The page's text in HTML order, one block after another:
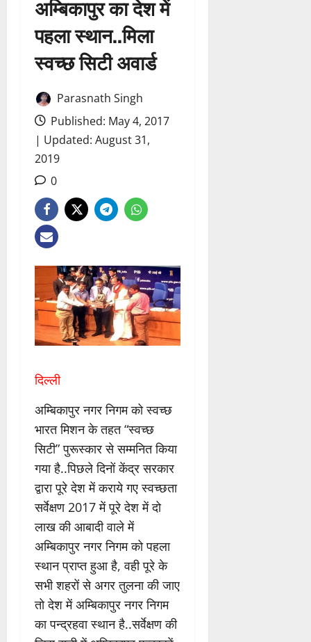
अम्बिकापुर का देश में
पहला स्थान..मिला
स्वच्छ सिटी अवार्ड
Parasnath Singh
Published: May 4, 2017
| Updated: August 31,
2019
0
दिल्ली
अम्बिकापुर नगर निगम को स्वच्छ
भारत मिशन के तहत “स्वच्छ
सिटी” पुरूस्कार से सम्मनित किया
गया है..पिछले दिनों केंद्र सरकार
द्वारा पूरे देश में कराये गए स्वच्छता
सर्वेक्षण 2017 में पूरे देश में दो
लाख की आबादी वाले में
अम्बिकापुर नगर निगम को पहला
स्थान प्राप्त हुआ है, वही पूरे के
सभी शहरों से अगर तुलना की जाए
तो देश में अम्बिकापुर नगर निगम
का पन्द्रहवा स्थान है..सर्वेक्षण की